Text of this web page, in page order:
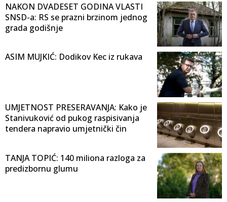
NAKON DVADESET GODINA VLASTI
SNSD-a: RS se prazni brzinom jednog
grada godišnje
ASIM MUJKIĆ: Dodikov Kec iz rukava
UMJETNOST PRESERAVANJA: Kako je
Stanivuković od pukog raspisivanja
tendera napravio umjetnički čin
TANJA TOPIĆ: 140 miliona razloga za
predizbornu glumu